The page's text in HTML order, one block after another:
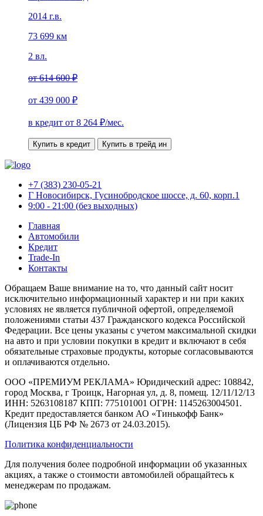
2014 г.в.
73 699 км
2 вл.
от614 600 ₽
от 439 000 ₽
в кредит от 8 264 ₽/мес.
Купить в кредит Купить в трейд ин
+7 (383) 230-05-21
Г Новосибирск, Гусинобродское шоссе, д. 60, корп.1
9:00 - 21:00 (без выходных)
Главная
Автомобили
Кредит
Trade-In
Контакты
Обращаем Ваше внимание на то, что данный сайт носит
исключительно информационный характер и ни при каких
условиях не является публичной офертой, определяемой
положениями статьи 437 Гражданского кодекса Российской
Федерации. Все цены указаны с учетом максимальной скидки
на авто и при условии покупки в кредит и включают в себя
обязательные страховые продукты, которые согласовываются
и оплачиваются отдельно.
ООО «ПРЕМИУМ РЕКЛАМА» Юридический адрес: 108842,
город Москва, г Троицк, Нагорная ул, д. 8, помещ. 12/11/12/13
ИНН: 5263108187 КПП: 775101001 ОГРН: 1145263004501.
Кредит предоставляется банком АО «Тинькофф Банк»
(Лицензия ЦБ РФ № 2673 от 24.03.2015).
Политика конфиденциальности
Для получения более подробной информации об указанных
акциях, а также о стоимости автомобилей обращайтесь к
менеджерам по продажам.